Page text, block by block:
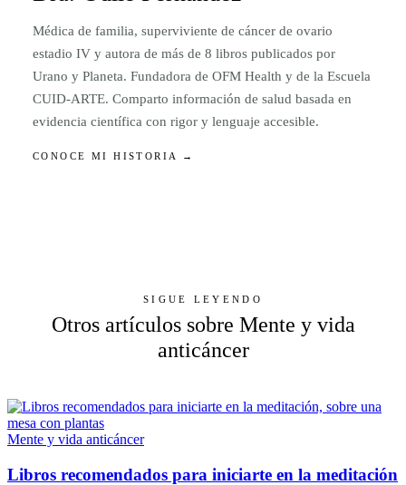
Médica de familia, superviviente de cáncer de ovario
estadio IV y autora de más de 8 libros publicados por
Urano y Planeta. Fundadora de OFM Health y de la Escuela
CUID-ARTE. Comparto información de salud basada en
evidencia científica con rigor y lenguaje accesible.
CONOCE MI HISTORIA →
SIGUE LEYENDO
Otros artículos sobre Mente y vida
anticáncer
Mente y vida anticáncer
Libros recomendados para iniciarte en la meditación